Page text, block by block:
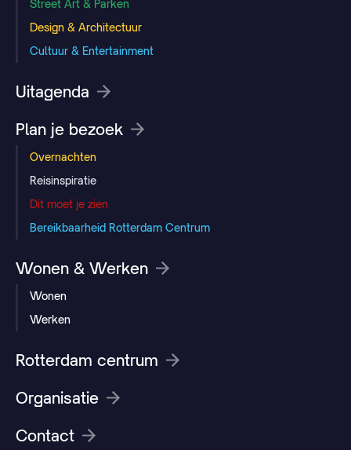
Street Art & Parken
Design & Architectuur
Cultuur & Entertainment
Uitagenda
Plan je bezoek
Overnachten
Reisinspiratie
Dit moet je zien
Bereikbaarheid Rotterdam Centrum
Wonen & Werken
Wonen
Werken
Rotterdam centrum
Organisatie
Contact